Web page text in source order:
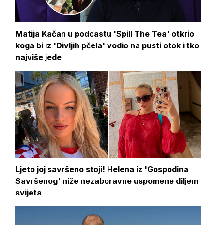
Matija Kačan u podcastu 'Spill The Tea' otkrio
koga bi iz 'Divljih pčela' vodio na pusti otok i tko
najviše jede
Ljeto joj savršeno stoji! Helena iz 'Gospodina
Savršenog' niže nezaboravne uspomene diljem
svijeta